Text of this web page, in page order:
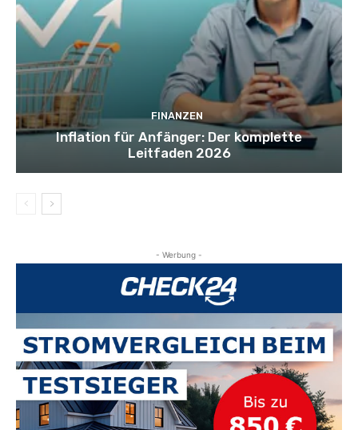
FINANZEN
Inflation für Anfänger: Der komplette
Leitfaden 2026
- Werbung -